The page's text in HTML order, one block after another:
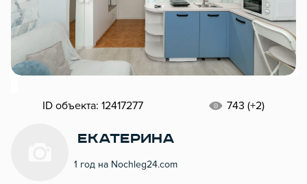
ID объекта: 12417277 743 (+2)
Екатерина
1 год на Nochleg24.com